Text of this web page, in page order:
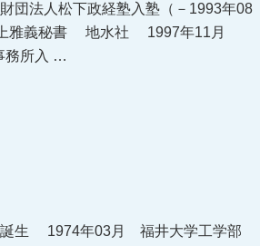
法人松下政経塾入塾（－1993年08
雅義秘書 地水社 1997年11月
務所入 …
生 1974年03月 福井大学工学部